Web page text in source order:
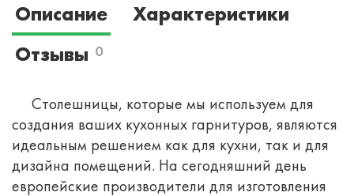
Описание
Характеристики
Отзывы 0
Столешницы, которые мы используем для
создания ваших кухонных гарнитуров, являются
идеальным решением как для кухни, так и для
дизайна помещений. На сегодняшний день
европейские производители для изготовления